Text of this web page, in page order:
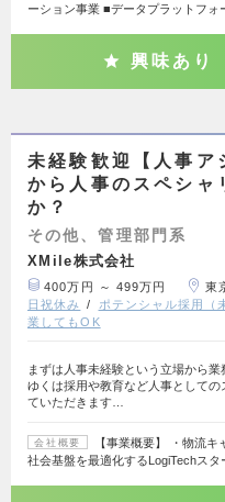
ーション事業 ■データプラットフォ
興味あり
未経験歓迎【人事ア
から人事のスペシャ
か？
その他、管理部門系
XMile株式会社
400万円 ～ 499万円 東
日祝休み
ポテンシャル採用（
業してもOK
まずは人事未経験という立場から業
ゆくは採用や教育など人事としての
ていただきます…
会社概要
【事業概要】 ・物流
社会基盤を最適化するLogiTechス